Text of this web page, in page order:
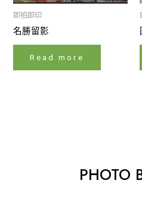
即拍即印
名勝留影
Read more
PHOTO